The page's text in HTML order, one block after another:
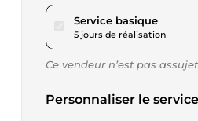
Service basiquepour
5 jours de réalisation
Ce vendeur n’est pas
Personnaliser le service